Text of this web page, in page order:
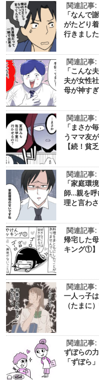
関連記事:
「なんで
がたどり
行きまし
関連記事:
「こんな
夫が女性
母が神す
関連記事:
「まさか
うママ友
【続！貧
関連記事:
「家庭環
師…親を呼
理と言わ
関連記事:
帰宅した
キング①
関連記事:
一人っ子
（たまに
関連記事:
ずぼらの
「ずぼら